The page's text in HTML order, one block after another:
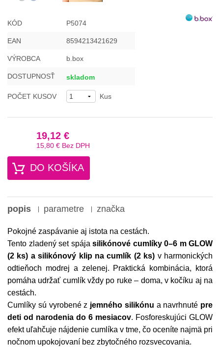
KÓD P5074
EAN 8594213421629
VÝROBCA b.box
DOSTUPNOSŤ skladom
POČET KUSOV Kus
19,12 €
15,80 € Bez DPH
DO KOŠÍKA
popis parametre značka
Pokojné zaspávanie aj istota na cestách.
Tento zladený set spája silikónové cumlíky 0–6 m GLOW
(2 ks) a silikónový klip na cumlík (2 ks) v harmonických
odtieňoch modrej a zelenej. Praktická kombinácia, ktorá
pomáha udržať cumlík vždy po ruke – doma, v kočíku aj na
cestách.
Cumlíky sú vyrobené z jemného silikónu a navrhnuté pre
deti od narodenia do 6 mesiacov. Fosforeskujúci GLOW
efekt uľahčuje nájdenie cumlíka v tme, čo oceníte najmä pri
nočnom upokojovaní bez zbytočného rozsvecovania.